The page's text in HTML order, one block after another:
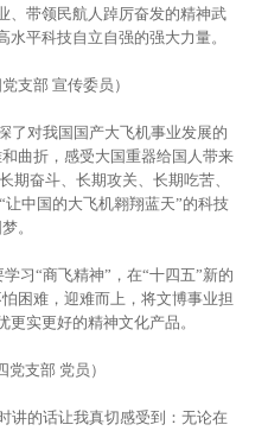
、带领民航人踔厉奋发的精神武
平科技自立自强的强大力量。
支部 宣传委员）
了对我国国产大飞机事业发展的
曲折，感受大国重器给国人带来
期奋斗、长期攻关、长期吃苦、
中国的大飞机翱翔蓝天”的科技
。
习“商飞精神”，在“十四五”新的
困难，迎难而上，将文博事业担
实更好的精神文化产品。
党支部 党员）
讲的话让我真切感受到：无论在